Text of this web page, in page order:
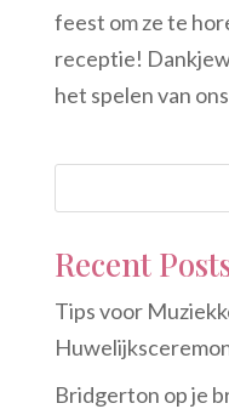
feest om ze te
receptie!
het spelen van
Recent
Tips voor
Bridgerton op je